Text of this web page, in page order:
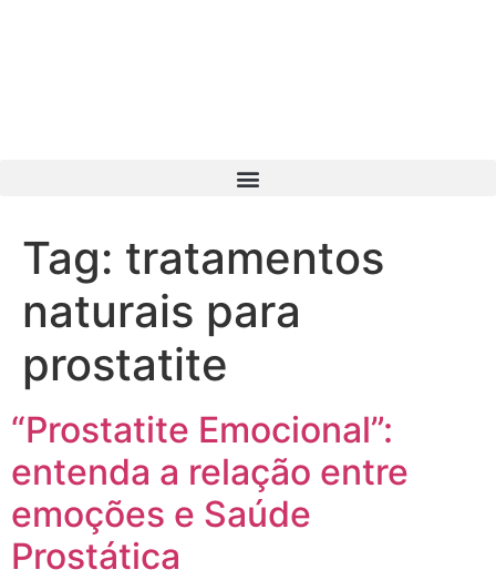
Tag: tratamentos
naturais para
prostatite
“Prostatite Emocional”:
entenda a relação entre
emoções e Saúde
Prostática